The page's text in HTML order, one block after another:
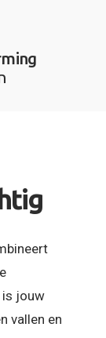
is jouw
vallen en